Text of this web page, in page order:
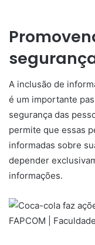
A inclusão de
é um importante
segurança das
permite que essas
informadas sobre
depender
informações.